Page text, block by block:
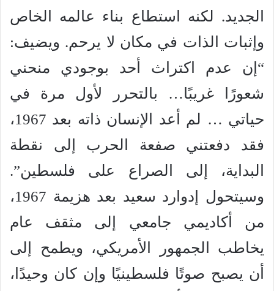
الجديد. لكنه استطاع بناء عالمه الخاص
وإثبات الذات في مكان لا يرحم. ويضيف:
“إن عدم اكتراث أحد بوجودي منحني
شعورًا غريبًا… بالتحرر لأول مرة في
حياتي … لم أعد الإنسان ذاته بعد 1967،
فقد دفعتني صفعة الحرب إلى نقطة
البداية، إلى الصراع على فلسطين”.
وسيتحول إدوارد سعيد بعد هزيمة 1967،
من أكاديمي جامعي إلى مثقف عام
يخاطب الجمهور الأمريكي، ويطمح إلى
أن يصبح صوتًا فلسطينيًا وإن كان وحيدًا،